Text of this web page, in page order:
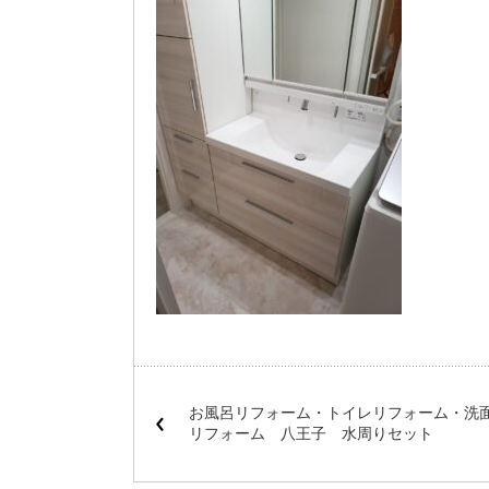
お風呂リフォーム・トイレリフォーム・洗
リフォーム 八王子 水周りセット